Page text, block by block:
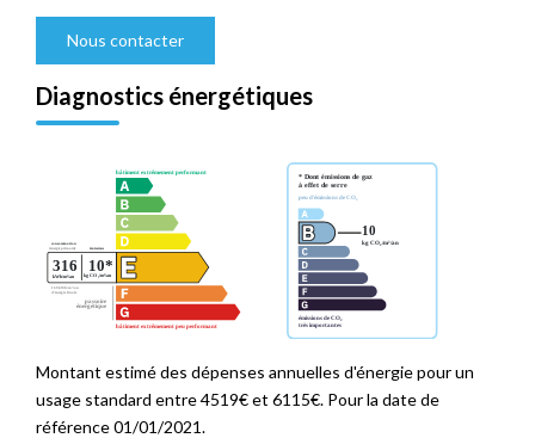
Nous contacter
Diagnostics énergétiques
Montant estimé des dépenses annuelles d'énergie pour un
usage standard entre 4519€ et 6115€. Pour la date de
référence 01/01/2021.